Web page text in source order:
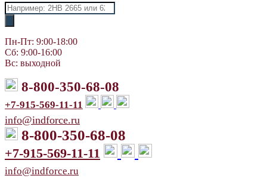
Поиск
товаров
Пн-Пт: 9:00-18:00
Сб: 9:00-16:00
Вс: выходной
8-800-350-68-08
+7-915-569-11-11
info@indforce.ru
8-800-350-68-08
+7-915-569-11-11
info@indforce.ru